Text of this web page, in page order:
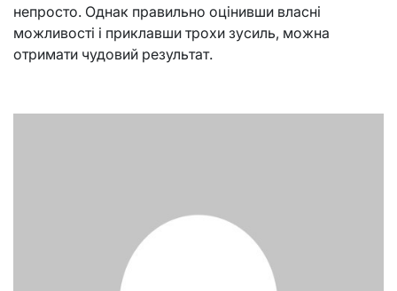
непросто. Однак правильно оцінивши власні
можливості і приклавши трохи зусиль, можна
отримати чудовий результат.